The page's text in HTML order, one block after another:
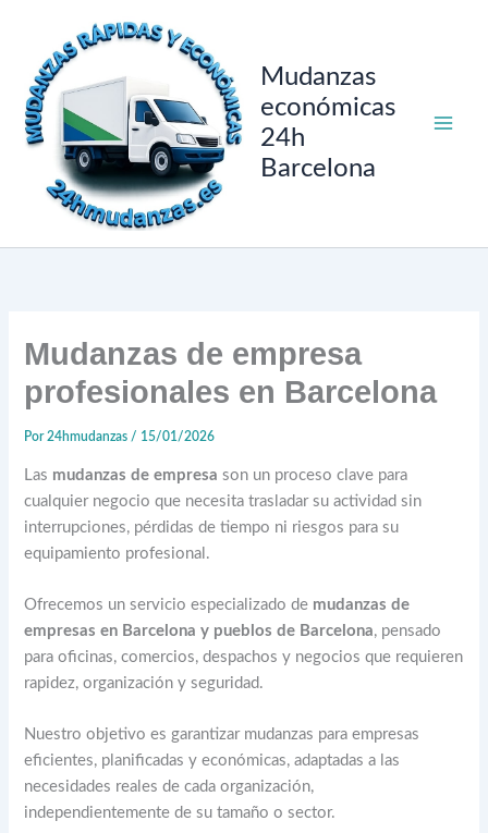
contenido
Mudanzas
económicas
24h
Barcelona
Mudanzas de empresa
profesionales en Barcelona
Por24hmudanzas / 15/01/2026
Las mudanzas de empresa son un proceso clave para
cualquier negocio que necesita trasladar su actividad sin
interrupciones, pérdidas de tiempo ni riesgos para su
equipamiento profesional.
Ofrecemos un servicio especializado de mudanzas de
empresas en Barcelona y pueblos de Barcelona, pensado
para oficinas, comercios, despachos y negocios que requieren
rapidez, organización y seguridad.
Nuestro objetivo es garantizar mudanzas para empresas
eficientes, planificadas y económicas, adaptadas a las
necesidades reales de cada organización,
independientemente de su tamaño o sector.